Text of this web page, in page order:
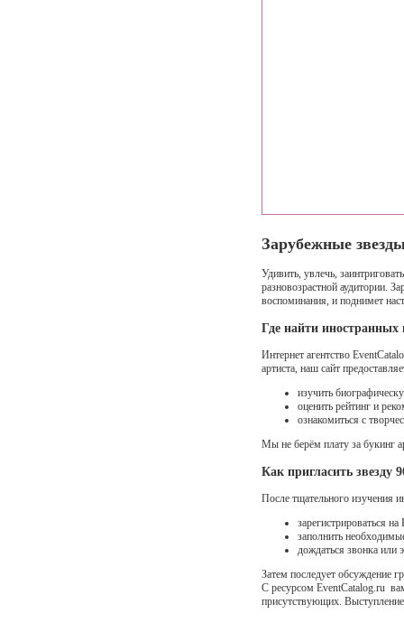
Зарубежные
Удивить, увлечь,
разновозрастной аудитории.
воспоминания, и поднимет
Где найти иностранных
Интернет агентство
артиста, наш сайт
изучить
оценить рейтинг и
ознакомиться с
Мы не берём плату за букинг
Как пригласить звезду
После тщательного изучения
зарегистрироваться
заполнить
дождаться звонка или
Затем последует обсуждение
С ресурсом EventCatalog.ru
присутствующих.